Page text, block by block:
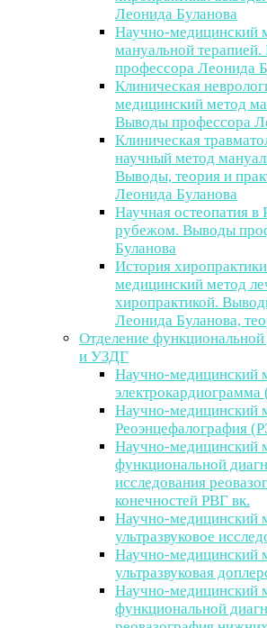
Леонида Буланова
Научно-медицинский
мануальной
профессора Леонида
Клиническая
медицинский метод
Выводы профессора
Клиническая
научный метод
Выводы, теория и
Леонида Буланова
Научная остеопатия в
рубежом. Выводы
Буланова
История
медицинский метод
хиропрактикой.
Леонида Буланова,
Отделение
и УЗДГ
Научно-медицинский
Научно-медицинский
Реоэнцефалография
Научно-медицинский
функциональной
исследования
конечностей РВГ вк.
Научно-медицинский
ультразвуковое
Научно-медицинский
ультразвуковая
Научно-медицинский
функциональной